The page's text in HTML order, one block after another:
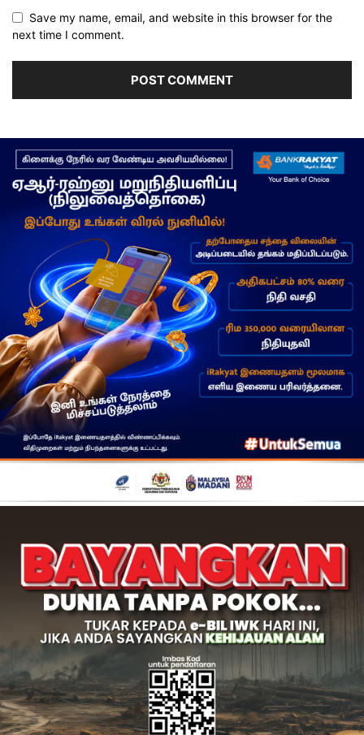
Save my name, email, and website in this browser for the
next time I comment.